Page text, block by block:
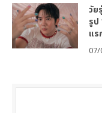
วัย
รูป
แร
07/